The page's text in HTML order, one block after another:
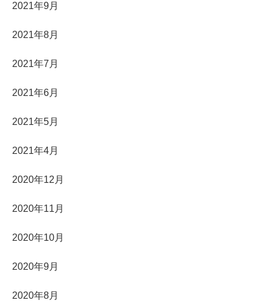
2021年9月
2021年8月
2021年7月
2021年6月
2021年5月
2021年4月
2020年12月
2020年11月
2020年10月
2020年9月
2020年8月